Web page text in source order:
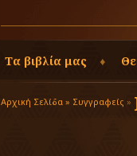
Τα βιβλία μας
Αρχική Σελίδα » Συγγραφείς »